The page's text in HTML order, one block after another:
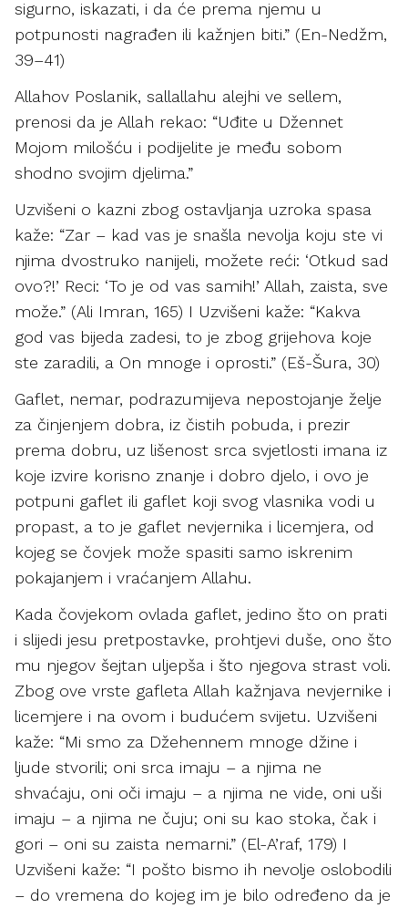
sigurno, iskazati, i da će prema njemu u
potpunosti nagrađen ili kažnjen biti.” (En-Nedžm,
39–41)
Allahov Poslanik, sallallahu alejhi ve sellem,
prenosi da je Allah rekao: “Uđite u Džennet
Mojom milošću i podijelite je među sobom
shodno svojim djelima.”
Uzvišeni o kazni zbog ostavljanja uzroka spasa
kaže: “Zar – kad vas je snašla nevolja koju ste vi
njima dvostruko nanijeli, možete reći: ‘Otkud sad
ovo?!’ Reci: ‘To je od vas samih!’ Allah, zaista, sve
može.” (Ali Imran, 165) I Uzvišeni kaže: “Kakva
god vas bijeda zadesi, to je zbog grijehova koje
ste zaradili, a On mnoge i oprosti.” (Eš-Šura, 30)
Gaflet, nemar, podrazumijeva nepostojanje želje
za činjenjem dobra, iz čistih pobuda, i prezir
prema dobru, uz lišenost srca svjetlosti imana iz
koje izvire korisno znanje i dobro djelo, i ovo je
potpuni gaflet ili gaflet koji svog vlasnika vodi u
propast, a to je gaflet nevjernika i licemjera, od
kojeg se čovjek može spasiti samo iskrenim
pokajanjem i vraćanjem Allahu.
Kada čovjekom ovlada gaflet, jedino što on prati
i slijedi jesu pretpostavke, prohtjevi duše, ono što
mu njegov šejtan uljepša i što njegova strast voli.
Zbog ove vrste gafleta Allah kažnjava nevjernike i
licemjere i na ovom i budućem svijetu. Uzvišeni
kaže: “Mi smo za Džehennem mnoge džine i
ljude stvorili; oni srca imaju – a njima ne
shvaćaju, oni oči imaju – a njima ne vide, oni uši
imaju – a njima ne čuju; oni su kao stoka, čak i
gori – oni su zaista nemarni.” (El-A’raf, 179) I
Uzvišeni kaže: “I pošto bismo ih nevolje oslobodili
– do vremena do kojeg im je bilo određeno da je